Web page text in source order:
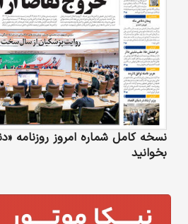
نسخه کامل شماره امروز روزنامه
بخوانید